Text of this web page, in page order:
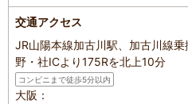
交通アクセス
JR山陽本線加古川駅、加古川線
野・社ICより175Rを北上10分
コンビニまで徒歩5分以内
大阪：